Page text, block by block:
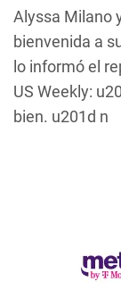
Alyssa Milano
bienvenida a
lo informó el
US Weekly:
bien. u201d n